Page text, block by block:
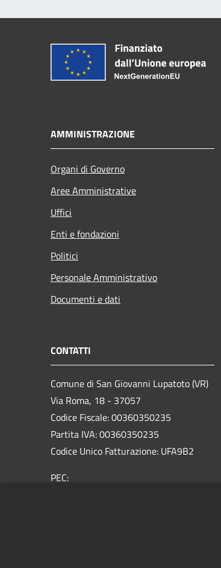
AMMINISTRAZIONE
Organi di Governo
Aree Amministrative
Uffici
Enti e fondazioni
Politici
Personale Amministrativo
Documenti e dati
CONTATTI
Comune di San Giovanni Lupatoto (VR)
Via Roma, 18 - 37057
Codice Fiscale: 00360350235
Partita IVA: 00360350235
Codice Unico Fatturazione: UFA9B2
PEC: